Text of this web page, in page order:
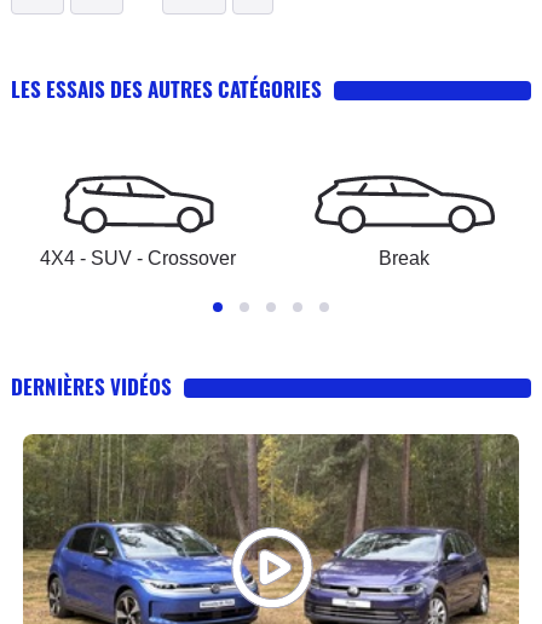
LES ESSAIS DES AUTRES CATÉGORIES
4X4 - SUV - Crossover Break
DERNIÈRES VIDÉOS